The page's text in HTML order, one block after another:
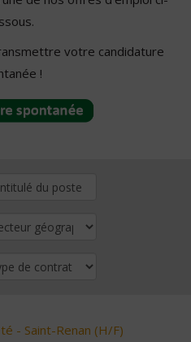
votre candidature
!
- Saint-Renan (H/F)